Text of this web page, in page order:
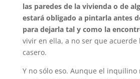
las paredes de la vivienda o de
estará obligado a pintarla antes
para dejarla tal y como la
vivir en ella, a no ser que acuerde
casero.
Y no sólo eso. Aunque el inquilino